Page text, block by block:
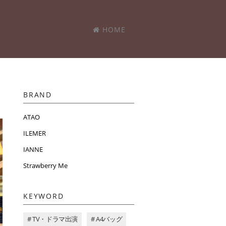
HOME
BRAND
ATAO
ILEMER
IANNE
Strawberry Me
KEYWORD
# TV・ドラマ出演 # A4バッグ